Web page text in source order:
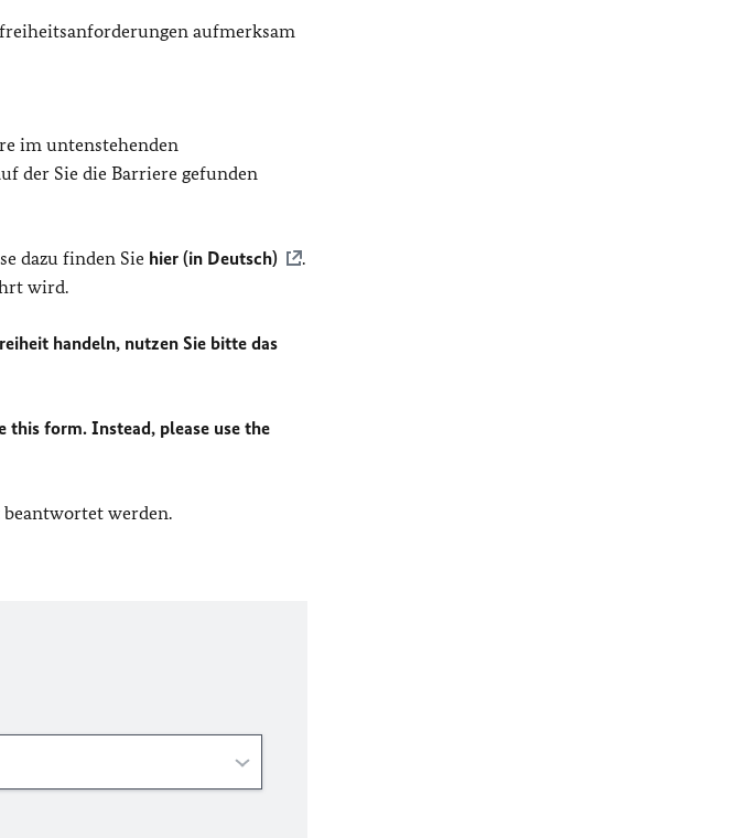
aufmerksam
im untenstehenden
der Sie die Barriere gefunden
dazu finden Sie hier (in Deutsch)
.
wird.
handeln, nutzen Sie bitte das
this form. Instead, please use the
werden.